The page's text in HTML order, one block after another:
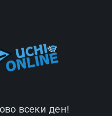
всеки ден!